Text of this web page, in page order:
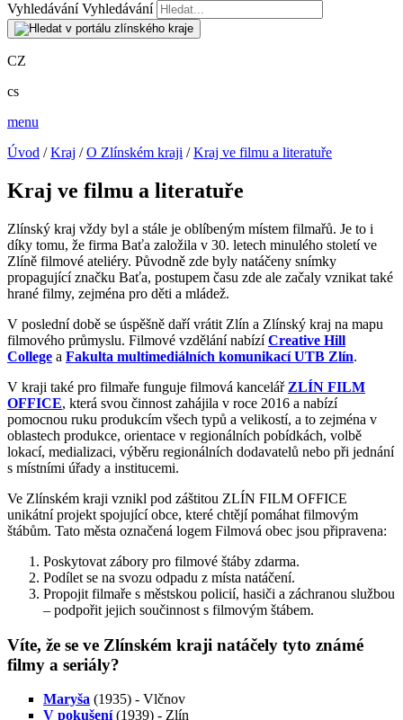
Vyhledávání Vyhledávání
CZ
cs
menu
Úvod /Kraj /O Zlínském kraji /Kraj ve filmu a literatuře
Kraj ve filmu a literatuře
Zlínský kraj vždy byl a stále je oblíbeným místem filmařů. Je to i
díky tomu, že firma Baťa založila v 30. letech minulého století ve
Zlíně filmové ateliéry. Původně zde byly natáčeny snímky
propagující značku Baťa, postupem času zde ale začaly vznikat také
hrané filmy, zejména pro děti a mládež.
V poslední době se úspěšně daří vrátit Zlín a Zlínský kraj na mapu
filmového průmyslu. Filmové vzdělání nabízíCreative Hill
College a Fakulta multimediálních komunikací UTB Zlín.
V kraji také pro filmaře funguje filmová kancelář ZLÍN FILM
OFFICE, která svou činnost zahájila v roce 2016 a nabízí
pomocnou ruku produkcím všech typů a velikostí, a to zejména v
oblastech produkce, orientace v regionálních pobídkách, volbě
lokací, medializaci, výběru regionálních dodavatelů nebo při jednání
s místními úřady a institucemi.
Ve Zlínském kraji vznikl pod záštitou ZLÍN FILM OFFICE
unikátní projekt spojující obce, které chtějí pomáhat filmovým
štábům. Tato města označená logem Filmová obec jsou připravena:
Poskytovat zábory pro filmové štáby zdarma.
Podílet se na svozu odpadu z místa natáčení.
Propojit filmaře s městskou policií, hasiči a záchranou službou
– podpořit jejich součinnost s filmovým štábem.
Víte, že se ve Zlínském kraji natáčely tyto známé
filmy a seriály?
Maryša (1935) - Vlčnov
V pokušení(1939) - Zlín